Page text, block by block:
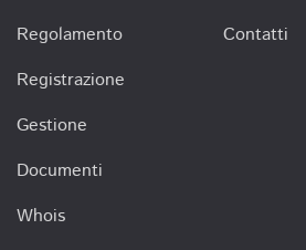
Regolamento
Registrazione
Gestione
Documenti
Whois
Contatti